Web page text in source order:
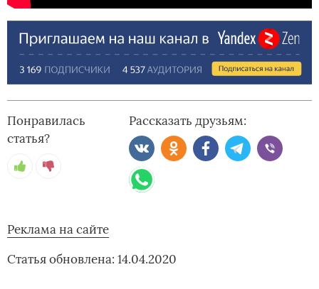
Понравилась
статья?
Рассказать друзьям:
Реклама на сайте
Статья обновлена: 14.04.2020